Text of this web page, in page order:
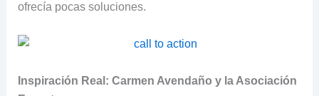
ofrecía pocas soluciones.
Inspiración Real: Carmen Avendaño y la Asociación